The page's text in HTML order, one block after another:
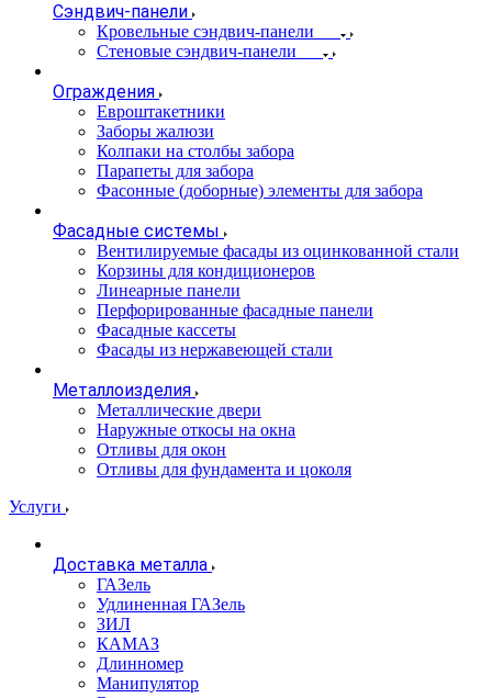
Сэндвич-панели
Кровельные сэндвич-панели
Стеновые сэндвич-панели
Ограждения
Евроштакетники
Заборы жалюзи
Колпаки на столбы забора
Парапеты для забора
Фасонные (доборные) элементы для забора
Фасадные системы
Вентилируемые фасады из оцинкованной стали
Корзины для кондиционеров
Линеарные панели
Перфорированные фасадные панели
Фасадные кассеты
Фасады из нержавеющей стали
Металлоизделия
Металлические двери
Наружные откосы на окна
Отливы для окон
Отливы для фундамента и цоколя
Услуги
Доставка металла
ГАЗель
Удлиненная ГАЗель
ЗИЛ
КАМАЗ
Длинномер
Манипулятор